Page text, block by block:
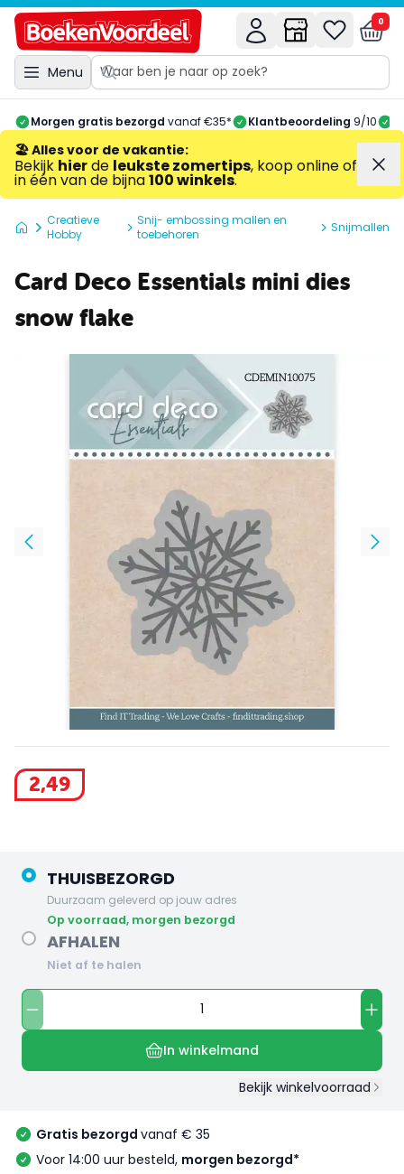
Menu
0
Morgen gratis bezorgd vanaf €35* Klantbeoordeling 9/10
🏖️ Alles voor de vakantie:
Bekijk hierde leukste zomertips, koop online of
in één van de bijna100 winkels.
Creatieve
Hobby
Snij- embossing mallen en
toebehoren
Snijmallen
Card Deco Essentials mini dies
snow flake
2,49
THUISBEZORGD
Duurzaam geleverd op jouw adres
op voorraad, morgen bezorgd
AFHALEN
Niet af te halen
In winkelmand
Bekijk winkelvoorraad
Gratis bezorgd vanaf € 35
Voor 14:00 uur besteld, morgen bezorgd*